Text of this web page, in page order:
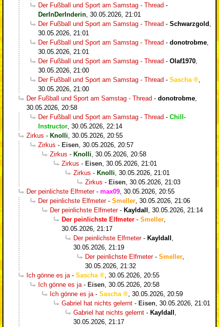
Der Fußball und Sport am Samstag - Thread -
DerInDerInderin 30.05.2026, 21:01
Der Fußball und Sport am Samstag - Thread - Schwarzgold
30.05.2026, 21:01
Der Fußball und Sport am Samstag - Thread - donotrobme
30.05.2026, 21:01
Der Fußball und Sport am Samstag - Thread - Olaf1970
30.05.2026, 21:00
Der Fußball und Sport am Samstag - Thread - Sascha
30.05.2026, 21:00
Der Fußball und Sport am Samstag - Thread - donotrobme
30.05.2026, 20:58
Der Fußball und Sport am Samstag - Thread - Chill-
Instructor 30.05.2026, 22:14
Zirkus - Knolli 30.05.2026, 20:55
Zirkus - Eisen 30.05.2026, 20:57
Zirkus - Knolli 30.05.2026, 20:58
Zirkus - Eisen 30.05.2026, 21:01
Zirkus - Knolli 30.05.2026, 21:01
Zirkus - Eisen 30.05.2026, 21:03
Der peinlichste Elfmeter- max09 30.05.2026, 20:55
Der peinlichste Elfmeter- Smeller 30.05.2026, 21:06
Der peinlichste Elfmeter- Kayldall
30.05.2026, 21:14
Der peinlichste Elfmeter - Smeller
30.05.2026, 21:17
Der peinlichste Elfmeter- Kayldall
30.05.2026, 21:19
Der peinlichste Elfmeter- Smeller
30.05.2026, 21:32
Ich gönne es ja - Sascha
30.05.2026, 20:55
Ich gönne es ja - Eisen 30.05.2026, 20:58
Ich gönne es ja - Sascha
30.05.2026, 20:59
Gabriel hat nichts gelernt - Eisen 30.05.2026, 21:01
Gabriel hat nichts gelernt - Kayldall
30.05.2026, 21:17